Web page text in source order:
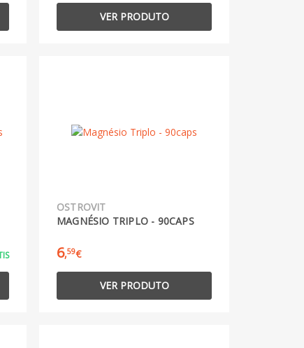
VER PRODUTO
OSTROVIT
MAGNÉSIO TRIPLO - 90CAPS
6,59€
VER PRODUTO